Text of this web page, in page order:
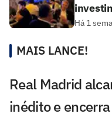
Há 1
MAIS LANCE!
Real Madrid
inédito e